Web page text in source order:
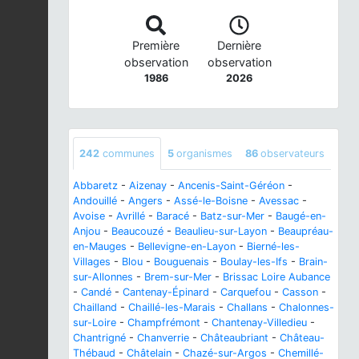
Première
observation
1986
Dernière
observation
2026
242 communes 5 organismes 86 observateurs
Abbaretz - Aizenay - Ancenis-Saint-Géréon -
Andouillé - Angers - Assé-le-Boisne - Avessac -
Avoise - Avrillé - Baracé - Batz-sur-Mer - Baugé-en-
Anjou - Beaucouzé - Beaulieu-sur-Layon - Beaupréau-
en-Mauges - Bellevigne-en-Layon - Bierné-les-
Villages - Blou - Bouguenais - Boulay-les-Ifs - Brain-
sur-Allonnes - Brem-sur-Mer - Brissac Loire Aubance
- Candé - Cantenay-Épinard - Carquefou - Casson -
Chailland - Chaillé-les-Marais - Challans - Chalonnes-
sur-Loire - Champfrémont - Chantenay-Villedieu -
Chantrigné - Chanverrie - Châteaubriant - Château-
Thébaud - Châtelain - Chazé-sur-Argos - Chemillé-